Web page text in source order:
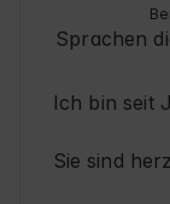
Sprachen
Ich bin seit
Sie sind